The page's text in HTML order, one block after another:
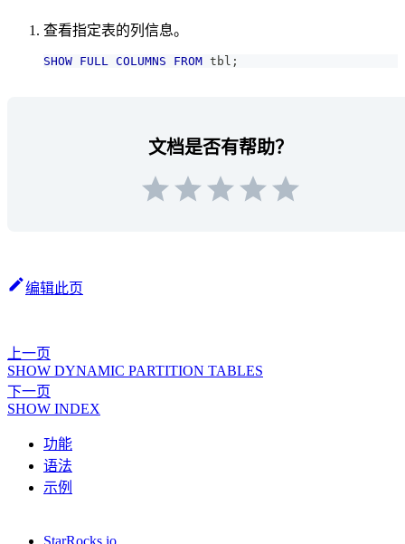
查看指定表的列信息。
SHOW FULL COLUMNS FROM tbl ;
文档是否有帮助？
编辑此页
上一页
SHOW DYNAMIC PARTITION TABLES
下一页
SHOW INDEX
功能
语法
示例
StarRocks.io